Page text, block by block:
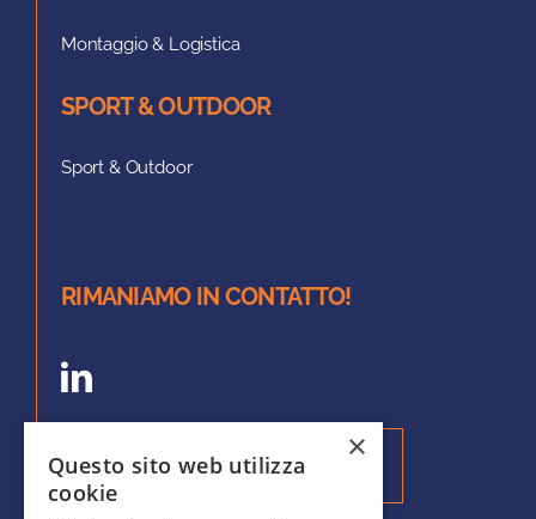
Montaggio & Logistica
SPORT & OUTDOOR
Sport & Outdoor
RIMANIAMO IN CONTATTO!
Iscriviti alla nostra Newsletter×
Questo sito web utilizza
cookie